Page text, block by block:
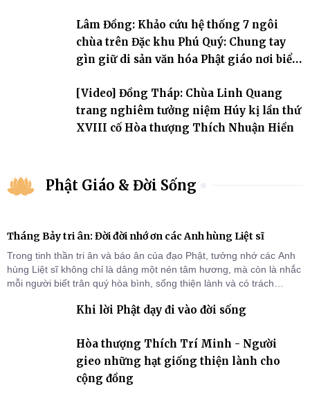
Lâm Đồng: Khảo cứu hệ thống 7 ngôi
chùa trên Đặc khu Phú Quý: Chung tay
gìn giữ di sản văn hóa Phật giáo nơi biển
[Video] Đồng Tháp: Chùa Linh Quang
trang nghiêm tưởng niệm Húy kị lần thứ
XVIII cố Hòa thượng Thích Nhuận Hiền
Phật Giáo & Đời Sống
Tháng Bảy tri ân: Đời đời nhớ ơn các Anh hùng Liệt sĩ
Trong tinh thần tri ân và báo ân của đạo Phật, tưởng nhớ các Anh
hùng Liệt sĩ không chỉ là dâng một nén tâm hương, mà còn là nhắc
mỗi người biết trân quý hòa bình, sống thiện lành và có trách
Khi lời Phật dạy đi vào đời sống
Hòa thượng Thích Trí Minh - Người
gieo những hạt giống thiện lành cho
cộng đồng